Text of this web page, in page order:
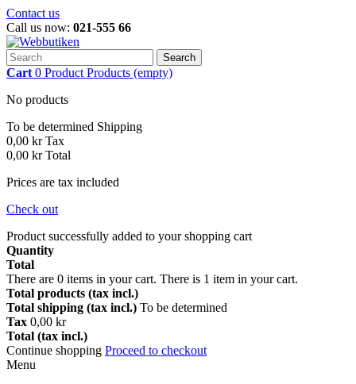
Contact us
Call us now: 021-555 66
Search
Cart 0 Product Products (empty)
No products
To be determined Shipping
0,00 kr Tax
0,00 kr Total
Prices are tax included
Check out
Product successfully added to your shopping cart
Quantity
Total
There are 0 items in your cart. There is 1 item in your cart.
Total products (tax incl.)
Total shipping (tax incl.) To be determined
Tax 0,00 kr
Total (tax incl.)
Continue shopping Proceed to checkout
Menu